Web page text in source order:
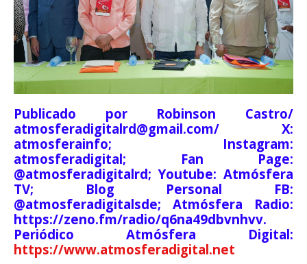
Publicado por Robinson Castro/
atmosferadigitalrd@gmail.com/ X:
atmosferainfo; Instagram:
atmosferadigital; Fan Page:
@atmosferadigitalrd; Youtube: Atmósfera
TV; Blog Personal FB:
@atmosferadigitalsde; Atmósfera Radio:
https://zeno.fm/radio/q6na49dbvnhvv.
Periódico Atmósfera Digital:
https://www.atmosferadigital.net